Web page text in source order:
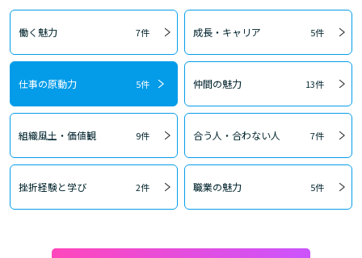
働く魅力 7件 成長・キャリア 5件
仕事の原動力 5件 仲間の魅力 13件
組織風土・価値観 9件 合う人・合わない人 7件
挫折経験と学び 2件 職業の魅力 5件